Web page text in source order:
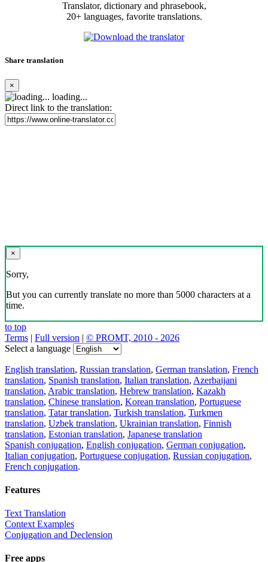
Translator, dictionary and phrasebook,
20+ languages, favorite translations.
Share translation
×
loading...
Direct link to the translation:
×
Sorry,
But you can currently translate no more than 5000 characters at a
time.
to top
Terms | Full version | © PROMT, 2010 - 2026
Select a language
English translation, Russian translation, German translation, French
translation, Spanish translation, Italian translation, Azerbaijani
translation, Arabic translation, Hebrew translation, Kazakh
translation, Chinese translation, Korean translation, Portuguese
translation, Tatar translation, Turkish translation, Turkmen
translation, Uzbek translation, Ukrainian translation, Finnish
translation, Estonian translation, Japanese translation
Spanish conjugation, English conjugation, German conjugation,
Italian conjugation, Portuguese conjugation, Russian conjugation,
French conjugation.
Features
Text Translation
Context Examples
Conjugation and Declension
Free apps